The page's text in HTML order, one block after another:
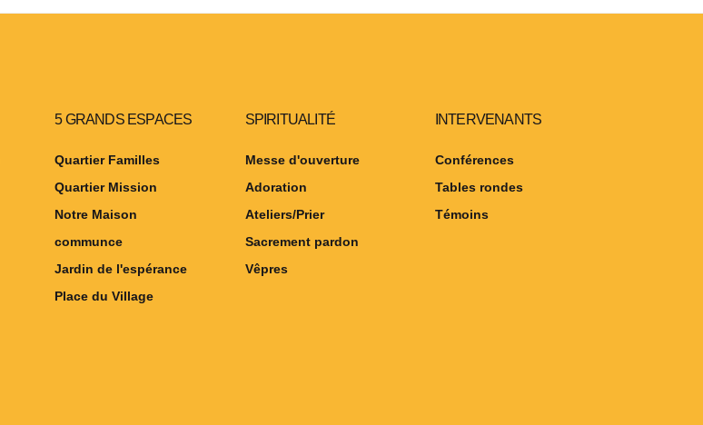
5 GRANDS ESPACES
Quartier Familles
Quartier Mission
Notre Maison
communce
Jardin de l'espérance
Place du Village
SPIRITUALITÉ
Messe d'ouverture
Adoration
Ateliers/Prier
Sacrement pardon
Vêpres
INTERVENANTS
Conférences
Tables rondes
Témoins